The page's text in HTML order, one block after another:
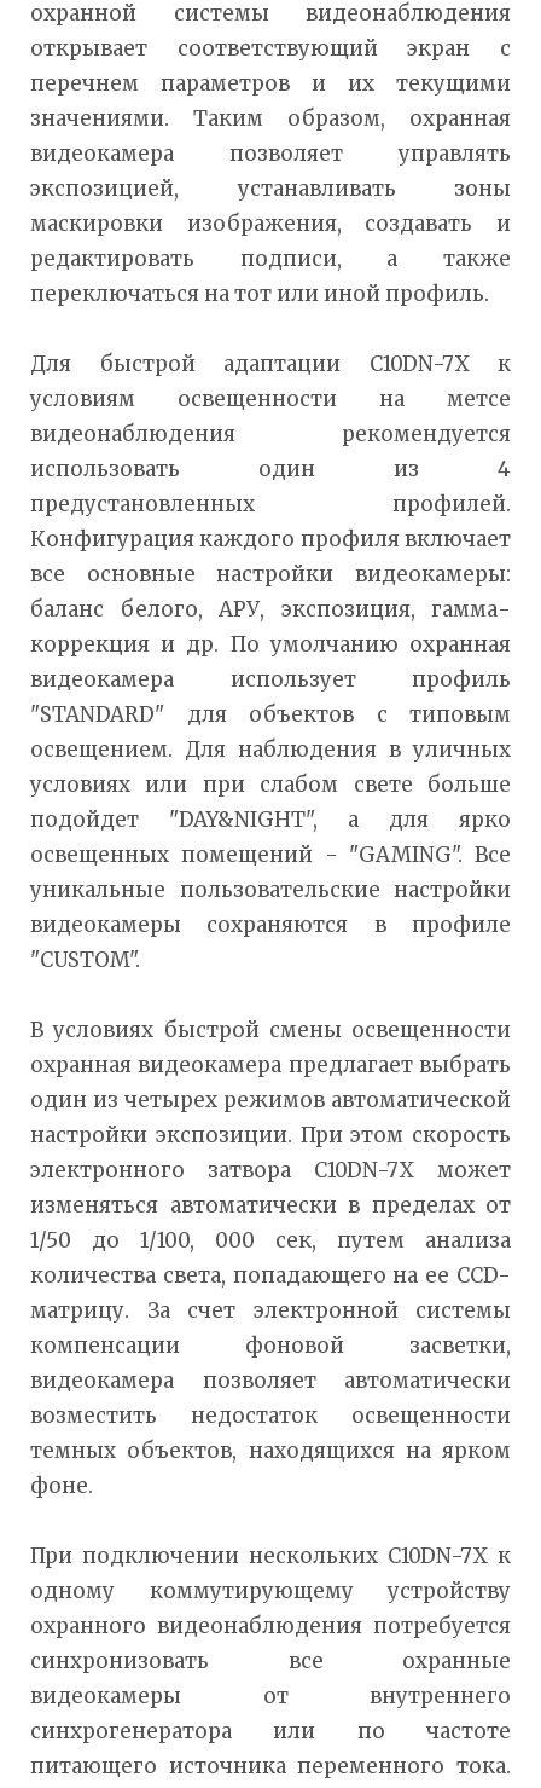
охранной системы видеонаблюдения
открывает соответствующий экран с
перечнем параметров и их текущими
значениями. Таким образом, охранная
видеокамера позволяет управлять
экспозицией, устанавливать зоны
маскировки изображения, создавать и
редактировать подписи, а также
переключаться на тот или иной профиль.
Для быстрой адаптации C10DN-7X к
условиям освещенности на метсе
видеонаблюдения рекомендуется
использовать один из 4
предустановленных профилей.
Конфигурация каждого профиля включает
все основные настройки видеокамеры:
баланс белого, АРУ, экспозиция, гамма-
коррекция и др. По умолчанию охранная
видеокамера использует профиль
"STANDARD" для объектов с типовым
освещением. Для наблюдения в уличных
условиях или при слабом свете больше
подойдет "DAY&NIGHT", а для ярко
освещенных помещений - "GAMING". Все
уникальные пользовательские настройки
видеокамеры сохраняются в профиле
"CUSTOM".
В условиях быстрой смены освещенности
охранная видеокамера предлагает выбрать
один из четырех режимов автоматической
настройки экспозиции. При этом скорость
электронного затвора C10DN-7X может
изменяться автоматически в пределах от
1/50 до 1/100, 000 сек, путем анализа
количества света, попадающего на ее CCD-
матрицу. За счет электронной системы
компенсации фоновой засветки,
видеокамера позволяет автоматически
возместить недостаток освещенности
темных объектов, находящихся на ярком
фоне.
При подключении нескольких C10DN-7X к
одному коммутирующему устройству
охранного видеонаблюдения потребуется
синхронизовать все охранные
видеокамеры от внутреннего
синхрогенератора или по частоте
питающего источника переменного тока.